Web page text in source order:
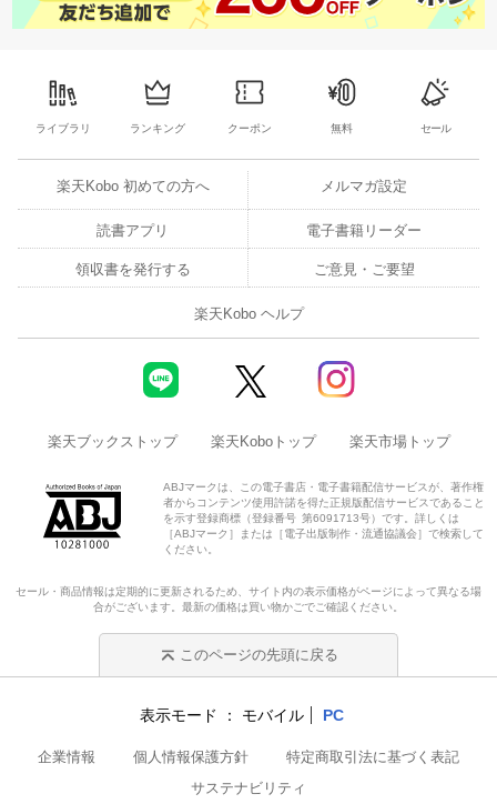
ライブラリ ランキング クーポン 無料 セール
楽天Kobo 初めての方へ メルマガ設定
読書アプリ 電子書籍リーダー
領収書を発行する ご意見・ご要望
楽天Kobo ヘルプ
楽天ブックストップ 楽天Koboトップ 楽天市場トップ
ABJマークは、この電子書店・電子書籍配信サービスが、著作権
者からコンテンツ使用許諾を得た正規版配信サービスであること
を示す登録商標（登録番号 第6091713号）です。詳しくは
［ABJマーク］または［電子出版制作・流通協議会］で検索して
ください。
セール・商品情報は定期的に更新されるため、サイト内の表示価格がページによって異なる場
合がございます。最新の価格は買い物かごでご確認ください。
このページの先頭に戻る
表示モード モバイル PC
企業情報 個人情報保護方針
特定商取引法に基づく表記
サステナビリティ